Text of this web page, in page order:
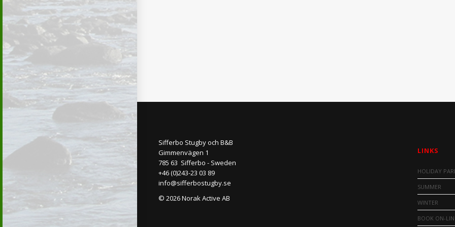
Sifferbo Stugby och B&B
Gimmenvägen 1
785 63 Sifferbo - Sweden
+46 (0)243-23 03 89
info@sifferbostugby.se
© 2026 Norak Active AB
LINKS
HOLIDAY
SUMMER
WINTER
BOOK ON-